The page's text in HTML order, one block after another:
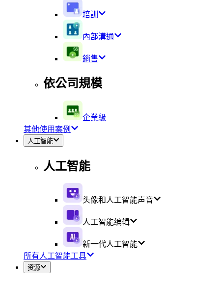
培訓
內部溝通
銷售
依公司規模
企業級
其他使用案例
人工智能
人工智能
头像和人工智能声音
人工智能编辑
新一代人工智能
所有人工智能工具
资源